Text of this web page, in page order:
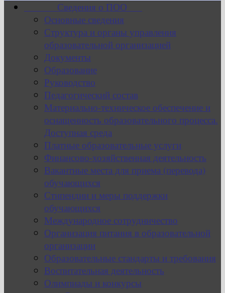
Сведения о ПОО
Основные сведения
Структура и органы управления
образовательной организацией
Документы
Образование
Руководство
Педагогический состав
Материально-техническое обеспечение и
оснащенность образовательного процесса.
Доступная среда
Платные образовательные услуги
Финансово-хозяйственная деятельность
Вакантные места для приема (перевода)
обучающихся
Стипендии и меры поддержки
обучающихся
Международное сотрудничество
Организация питания в образовательной
организации
Образовательные стандарты и требования
Воспитательная деятельность
Олимпиады и конкурсы